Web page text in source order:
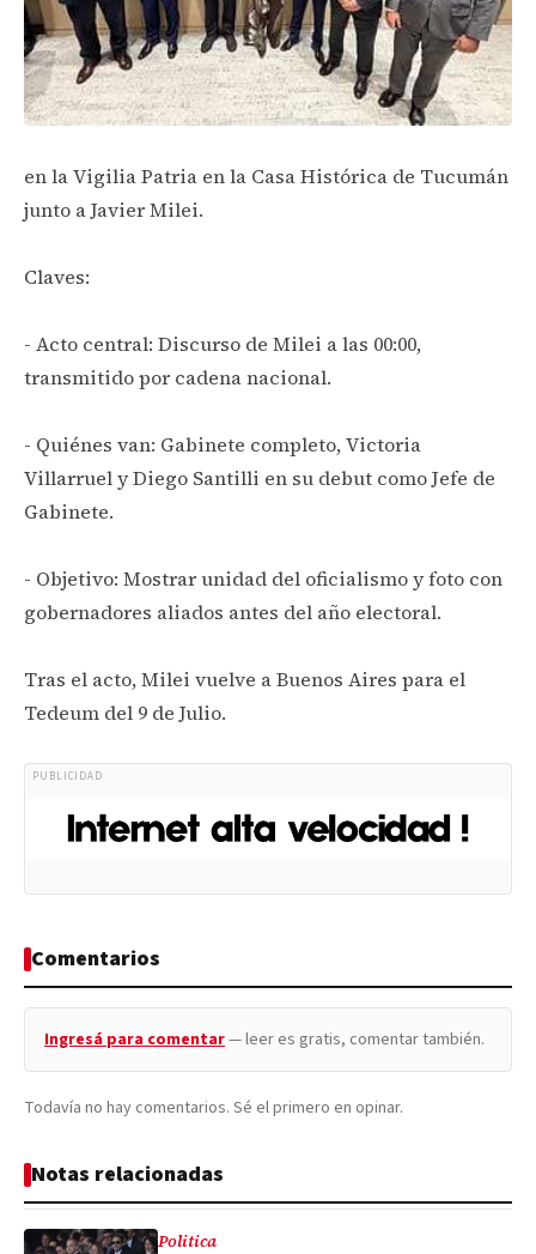
en la Vigilia Patria en la Casa Histórica de Tucumán
junto a Javier Milei.
Claves:
- Acto central: Discurso de Milei a las 00:00,
transmitido por cadena nacional.
- Quiénes van: Gabinete completo, Victoria
Villarruel y Diego Santilli en su debut como Jefe de
Gabinete.
- Objetivo: Mostrar unidad del oficialismo y foto con
gobernadores aliados antes del año electoral.
Tras el acto, Milei vuelve a Buenos Aires para el
Tedeum del 9 de Julio.
PUBLICIDAD
Comentarios
Ingresá para comentar— leer es gratis, comentar también.
Todavía no hay comentarios. Sé el primero en opinar.
Notas relacionadas
Politica